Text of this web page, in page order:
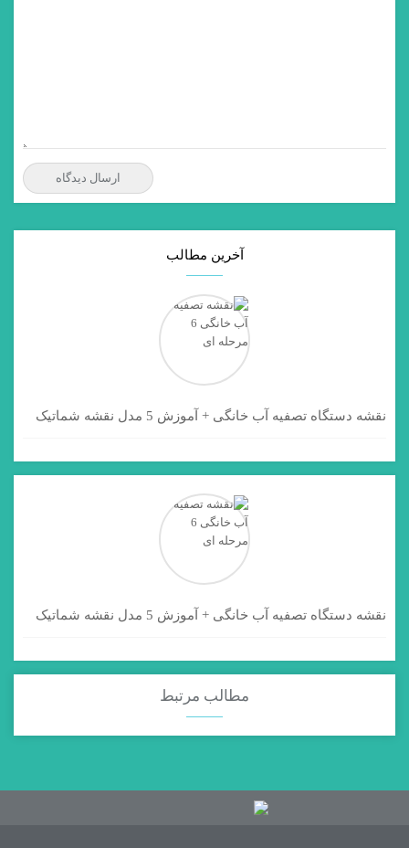
آخرین مطالب
نقشه دستگاه تصفیه آب خانگی + آموزش 5 مدل نقشه شماتیک
نقشه دستگاه تصفیه آب خانگی + آموزش 5 مدل نقشه شماتیک
مطالب مرتبط